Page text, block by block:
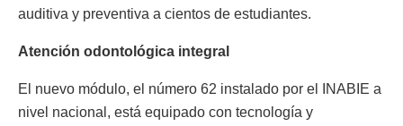
auditiva y preventiva a cientos de estudiantes.
Atención odontológica integral
El nuevo módulo, el número 62 instalado por el INABIE a
nivel nacional, está equipado con tecnología y